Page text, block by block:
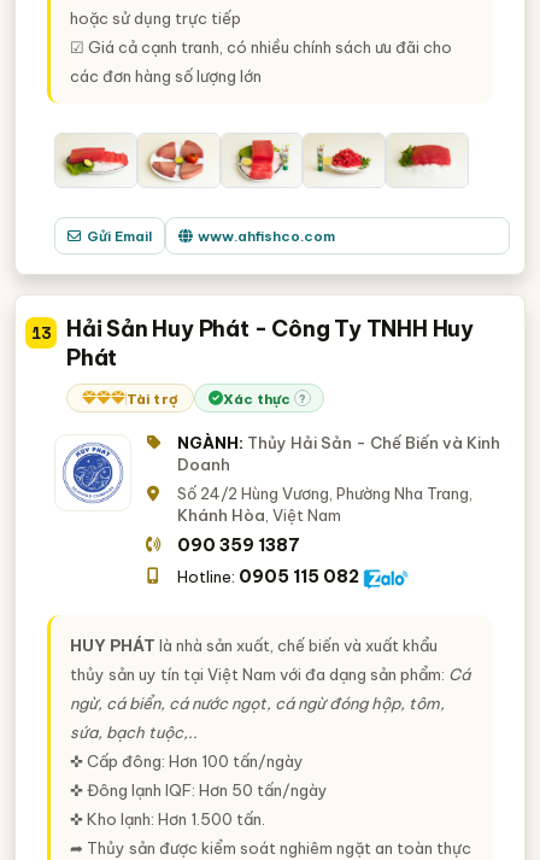
hoặc sử dụng trực tiếp
☑ Giá cả cạnh tranh, có nhiều chính sách ưu đãi cho
các đơn hàng số lượng lớn
Gửi Email www.ahfishco.com
13
Hải Sản Huy Phát - Công Ty TNHH Huy
Phát
Tài trợ Xác thực ?
NGÀNH: Thủy Hải Sản - Chế Biến và Kinh
Doanh
Số 24/2 Hùng Vương, Phường Nha Trang,
Khánh Hòa, Việt Nam
090 359 1387
Hotline: 0905 115 082
HUY PHÁT là nhà sản xuất, chế biến và xuất khẩu
thủy sản uy tín tại Việt Nam với đa dạng sản phẩm: Cá
ngừ, cá biển, cá nước ngọt, cá ngừ đóng hộp, tôm,
sứa, bạch tuộc,..
✜ Cấp đông: Hơn 100 tấn/ngày
✜ Đông lạnh IQF: Hơn 50 tấn/ngày
✜ Kho lạnh: Hơn 1.500 tấn.
➦ Thủy sản được kiểm soát nghiêm ngặt an toàn thực